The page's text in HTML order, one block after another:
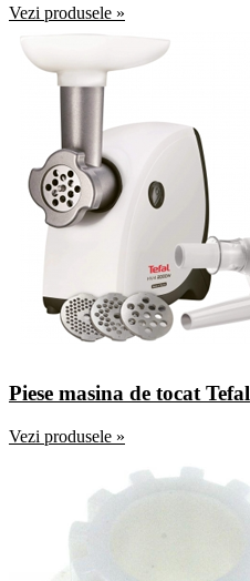
Vezi produsele »
Piese masina de tocat Tefal
Vezi produsele »